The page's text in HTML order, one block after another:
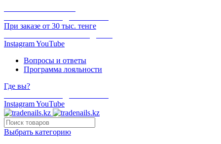
При заказе от 30 тыс. тенге
InstagramYouTube
Вопросы и ответы
Программа лояльности
Где вы?
InstagramYouTube
Выбрать категорию